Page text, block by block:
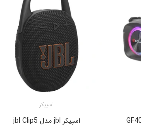
اسپیکر
اسپیکر jbl مدل jbl Clip5